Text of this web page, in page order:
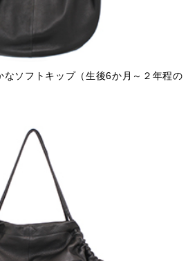
なソフトキップ（生後6か月～２年程の